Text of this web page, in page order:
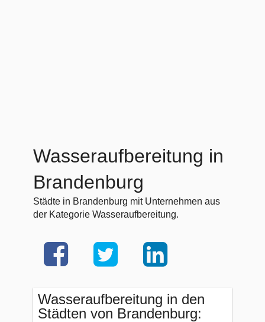
Wasseraufbereitung in
Brandenburg
Städte in Brandenburg mit Unternehmen aus
der Kategorie Wasseraufbereitung.
Wasseraufbereitung in den
Städten von Brandenburg: